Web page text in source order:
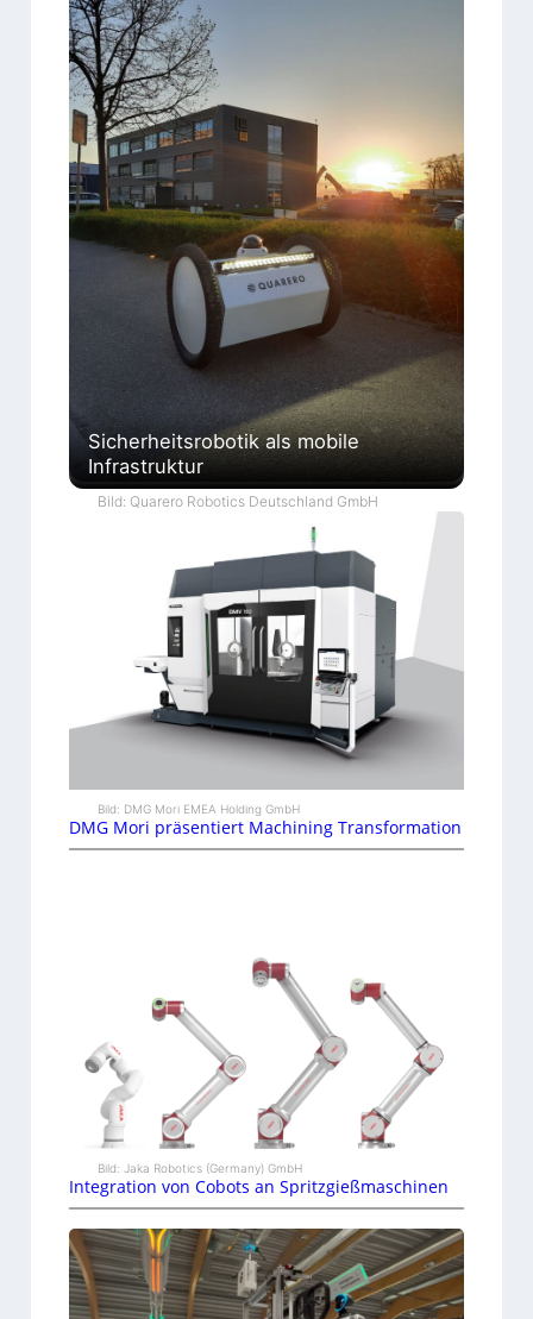
Sicherheitsrobotik als mobile
Infrastruktur
Bild: Quarero Robotics Deutschland GmbH
Bild: DMG Mori EMEA Holding GmbH
DMG Mori präsentiert Machining Transformation
Bild: Jaka Robotics (Germany) GmbH
Integration von Cobots an Spritzgießmaschinen